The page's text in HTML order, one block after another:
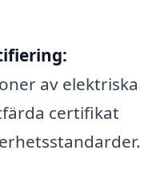
av elektriska
certifikat